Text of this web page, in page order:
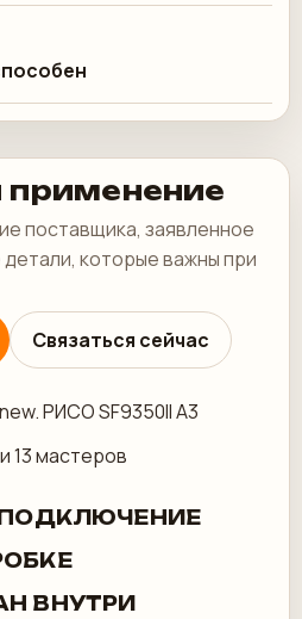
применение
поставщика, заявленное
которые важны при
Связаться сейчас
РИСО SF9350II А3
13 мастеров
ПОДКЛЮЧЕНИЕ
ВНУТРИ